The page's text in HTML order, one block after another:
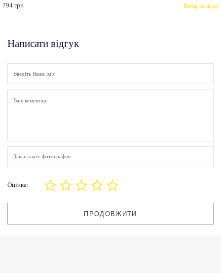
794 грн
Вибір кольору
Написати відгук
Завантажте фотографію
Оцінка:
ПРОДОВЖИТИ